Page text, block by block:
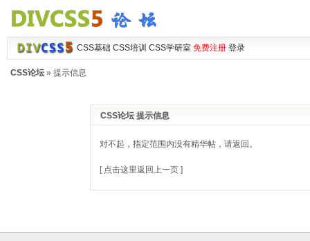
CSS基础 CSS培训 CSS学研室 免费注册 登录
CSS论坛» 提示信息
CSS论坛 提示信息
对不起，指定范围内没有精华帖，请返回。
[ 点击这里返回上一页 ]